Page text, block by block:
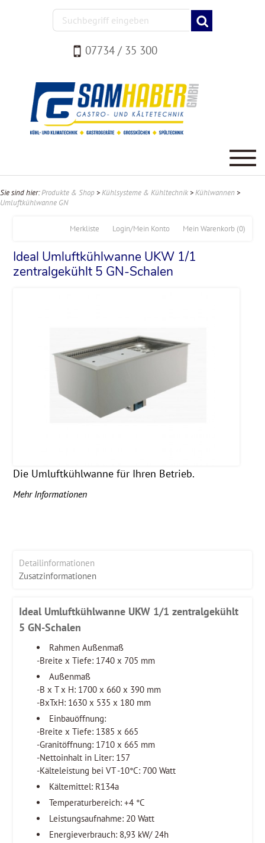
07734 / 35 300
Sie sind hier:Produkte & Shop >Kühlsysteme & Kühltechnik >Kühlwannen >
Umluftkühlwanne GN
Mein Warenkorb (0)
Login/Mein Konto
Merkliste
Ideal Umluftkühlwanne UKW 1/1
zentralgekühlt 5 GN-Schalen
Die Umluftkühlwanne für Ihren Betrieb.
Mehr Informationen
Detailinformationen
Zusatzinformationen
Ideal Umluftkühlwanne UKW 1/1 zentralgekühlt
5 GN-Schalen
Rahmen Außenmaß
-Breite x Tiefe: 1740 x 705 mm
Außenmaß
-B x T x H: 1700 x 660 x 390 mm
-BxTxH: 1630 x 535 x 180 mm
Einbauöffnung:
-Breite x Tiefe: 1385 x 665
-Granitöffnung: 1710 x 665 mm
-Nettoinhalt in Liter: 157
-Kälteleistung bei VT -10°C: 700 Watt
Kältemittel: R134a
Temperaturbereich: +4 °C
Leistungsaufnahme: 20 Watt
Energieverbrauch: 8,93 kW/ 24h